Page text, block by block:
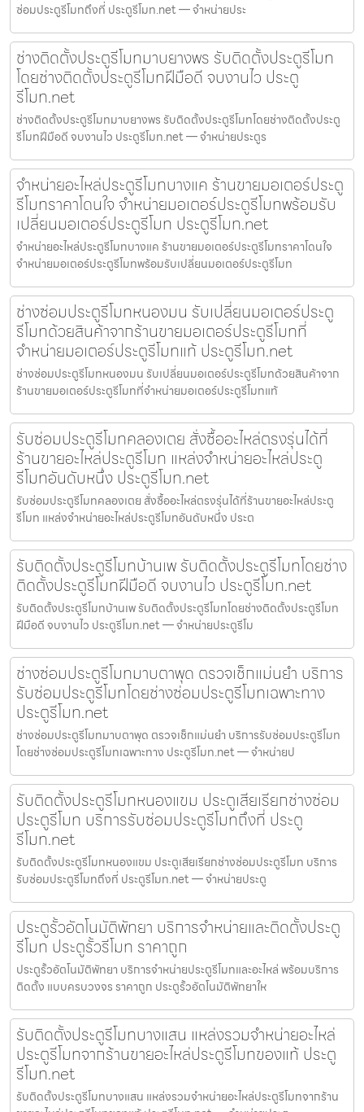
ซ่อมประตูรีโมทถึงที่ ประตูรีโมท.net — จำหน่ายประ
ช่างติดตั้งประตูรีโมทมาบยางพร รับติดตั้งประตูรีโมท
โดยช่างติดตั้งประตูรีโมทฝีมือดี จบงานไว ประตู
รีโมท.net
ช่างติดตั้งประตูรีโมทมาบยางพร รับติดตั้งประตูรีโมทโดยช่างติดตั้งประตู
รีโมทฝีมือดี จบงานไว ประตูรีโมท.net — จำหน่ายประตูร
จำหน่ายอะไหล่ประตูรีโมทบางแค ร้านขายมอเตอร์ประตู
รีโมทราคาโดนใจ จำหน่ายมอเตอร์ประตูรีโมทพร้อมรับ
เปลี่ยนมอเตอร์ประตูรีโมท ประตูรีโมท.net
จำหน่ายอะไหล่ประตูรีโมทบางแค ร้านขายมอเตอร์ประตูรีโมทราคาโดนใจ
จำหน่ายมอเตอร์ประตูรีโมทพร้อมรับเปลี่ยนมอเตอร์ประตูรีโมท
ช่างซ่อมประตูรีโมทหนองมน รับเปลี่ยนมอเตอร์ประตู
รีโมทด้วยสินค้าจากร้านขายมอเตอร์ประตูรีโมทที่
จำหน่ายมอเตอร์ประตูรีโมทแท้ ประตูรีโมท.net
ช่างซ่อมประตูรีโมทหนองมน รับเปลี่ยนมอเตอร์ประตูรีโมทด้วยสินค้าจาก
ร้านขายมอเตอร์ประตูรีโมทที่จำหน่ายมอเตอร์ประตูรีโมทแท้
รับซ่อมประตูรีโมทคลองเตย สั่งซื้ออะไหล่ตรงรุ่นได้ที่
ร้านขายอะไหล่ประตูรีโมท แหล่งจำหน่ายอะไหล่ประตู
รีโมทอันดับหนึ่ง ประตูรีโมท.net
รับซ่อมประตูรีโมทคลองเตย สั่งซื้ออะไหล่ตรงรุ่นได้ที่ร้านขายอะไหล่ประตู
รีโมท แหล่งจำหน่ายอะไหล่ประตูรีโมทอันดับหนึ่ง ประต
รับติดตั้งประตูรีโมทบ้านเพ รับติดตั้งประตูรีโมทโดยช่าง
ติดตั้งประตูรีโมทฝีมือดี จบงานไว ประตูรีโมท.net
รับติดตั้งประตูรีโมทบ้านเพ รับติดตั้งประตูรีโมทโดยช่างติดตั้งประตูรีโมท
ฝีมือดี จบงานไว ประตูรีโมท.net — จำหน่ายประตูรีโม
ช่างซ่อมประตูรีโมทมาบตาพุด ตรวจเช็กแม่นยำ บริการ
รับซ่อมประตูรีโมทโดยช่างซ่อมประตูรีโมทเฉพาะทาง
ประตูรีโมท.net
ช่างซ่อมประตูรีโมทมาบตาพุด ตรวจเช็กแม่นยำ บริการรับซ่อมประตูรีโมท
โดยช่างซ่อมประตูรีโมทเฉพาะทาง ประตูรีโมท.net — จำหน่ายป
รับติดตั้งประตูรีโมทหนองแขม ประตูเสียเรียกช่างซ่อม
ประตูรีโมท บริการรับซ่อมประตูรีโมทถึงที่ ประตู
รีโมท.net
รับติดตั้งประตูรีโมทหนองแขม ประตูเสียเรียกช่างซ่อมประตูรีโมท บริการ
รับซ่อมประตูรีโมทถึงที่ ประตูรีโมท.net — จำหน่ายประตู
ประตูรั้วอัตโนมัติพัทยา บริการจำหน่ายและติดตั้งประตู
รีโมท ประตูรั้วรีโมท ราคาถูก
ประตูรั้วอัตโนมัติพัทยา บริการจำหน่ายประตูรีโมทและอะไหล่ พร้อมบริการ
ติดตั้ง แบบครบวงจร ราคาถูก ประตูรั้วอัตโนมัติพัทยาให
รับติดตั้งประตูรีโมทบางแสน แหล่งรวมจำหน่ายอะไหล่
ประตูรีโมทจากร้านขายอะไหล่ประตูรีโมทของแท้ ประตู
รีโมท.net
รับติดตั้งประตูรีโมทบางแสน แหล่งรวมจำหน่ายอะไหล่ประตูรีโมทจากร้าน